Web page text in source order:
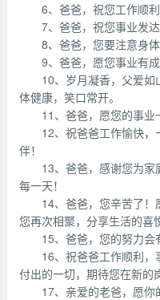
6、爸爸，祝您工作顺
7、爸爸，祝您事业发
8、爸爸，您要注意身
9、爸爸，愿您事业有
10、岁月凝香，父爱
体健康，笑口常开。
11、爸爸，愿您的事业
12、祝爸爸工作愉快
伴！
13、爸爸，感谢您为
每一天！
14、爸爸，您辛苦了
您再次相聚，分享生活的喜
15、爸爸，您的努力会
16、祝爸爸工作顺利
付出的一切，期待您在新的
17、亲爱的老爸，愿